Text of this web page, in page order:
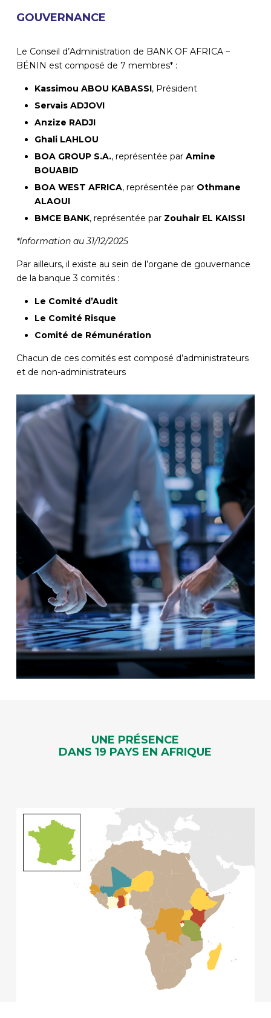
GOUVERNANCE
Le Conseil d’Administration de BANK OF AFRICA –
BÉNIN est composé de 7 membres* :
Kassimou ABOU KABASSI, Président
Servais ADJOVI
Anzize RADJI
Ghali LAHLOU
BOA GROUP S.A., représentée parAmine
BOUABID
BOA WEST AFRICA, représentée par Othmane
ALAOUI
BMCE BANK, représentée par Zouhair EL KAISSI
*Information au 31/12/2025
Par ailleurs, il existe au sein de l’organe de gouvernance
de la banque 3 comités :
Le Comité d’Audit
Le Comité Risque
Comité de Rémunération
Chacun de ces comités est composé d’administrateurs
et de non-administrateurs
UNE PRÉSENCE
DANS 19 PAYS EN AFRIQUE